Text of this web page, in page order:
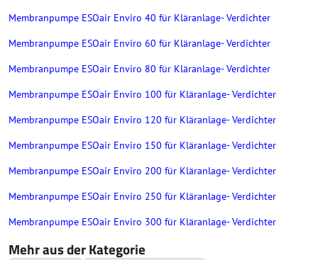
Membranpumpe ESOair Enviro 40 für Kläranlage- Verdichter
Membranpumpe ESOair Enviro 60 für Kläranlage- Verdichter
Membranpumpe ESOair Enviro 80 für Kläranlage- Verdichter
Membranpumpe ESOair Enviro 100 für Kläranlage- Verdichter
Membranpumpe ESOair Enviro 120 für Kläranlage- Verdichter
Membranpumpe ESOair Enviro 150 für Kläranlage- Verdichter
Membranpumpe ESOair Enviro 200 für Kläranlage- Verdichter
Membranpumpe ESOair Enviro 250 für Kläranlage- Verdichter
Membranpumpe ESOair Enviro 300 für Kläranlage- Verdichter
Mehr aus der Kategorie